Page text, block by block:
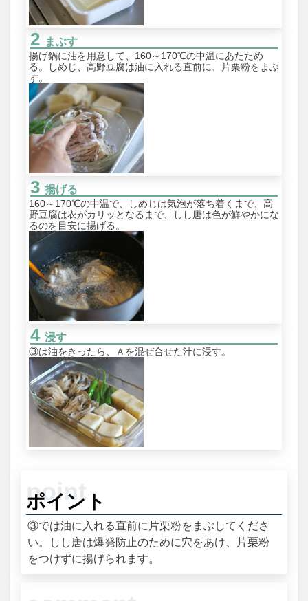
まぶす
揚げ鍋に油を用意して、160～170℃の中温にあたため
る。しめじ、高野豆腐は油に入れる直前に、片栗粉をまぶ
す。
揚げる
160～170℃の中温で、しめじは気泡が落ち着くまで、高
野豆腐は衣がカリッとなるまで、しし唐は色が鮮やかにな
るのを目安に揚げる。
浸す
③は油をきったら、Ａを混ぜ合せた汁に浸す。
ポイント
③では油に入れる直前に片栗粉をまぶしてくださ
い。しし唐は爆発防止のために穴をあけ、片栗粉
をつけずに揚げられます。